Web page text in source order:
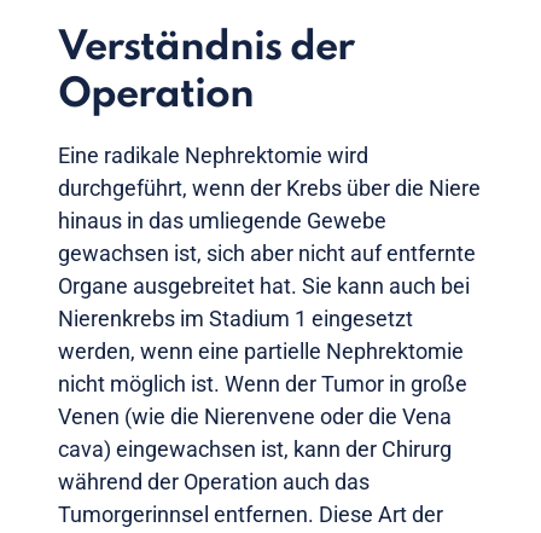
Verständnis der
Operation
Eine radikale Nephrektomie wird
durchgeführt, wenn der Krebs über die Niere
hinaus in das umliegende Gewebe
gewachsen ist, sich aber nicht auf entfernte
Organe ausgebreitet hat. Sie kann auch bei
Nierenkrebs im Stadium 1 eingesetzt
werden, wenn eine partielle Nephrektomie
nicht möglich ist. Wenn der Tumor in große
Venen (wie die Nierenvene oder die Vena
cava) eingewachsen ist, kann der Chirurg
während der Operation auch das
Tumorgerinnsel entfernen. Diese Art der